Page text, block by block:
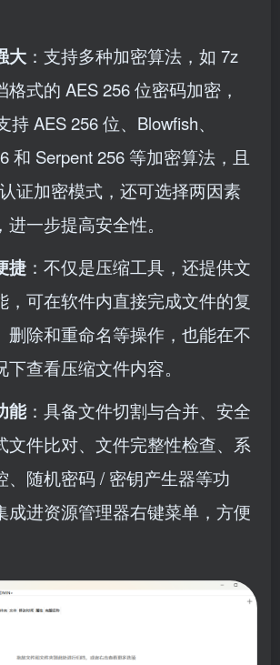
大 ：支持多种加密算法，如 7z
格式的 AES 256 位密码加密，
持 AES 256 位、Blowfish、
和 Serpent 256 等加密算法，且
证加密模式，还可选择两因素
一步提高安全性。
捷 ：不仅是压缩工具，还提供文
，可在软件内直接完成文件的复
删除和重命名等操作，也能在不
查看压缩文件内容。
能：具备文件切割与合并、安全
文件比对、文件完整性检查、系
、随机密码 / 密钥产生器等功
成进资源管理器右键菜单，方便